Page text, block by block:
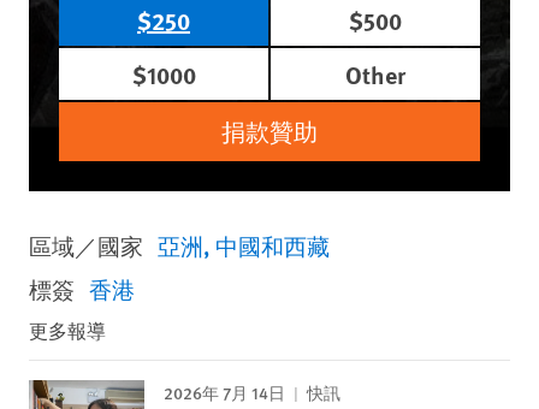
$250
$500
$1000
Other
捐款贊助
區域／國家 亞洲 中國和西藏
標簽 香港
更多報導
2026年 7月 14日 快訊